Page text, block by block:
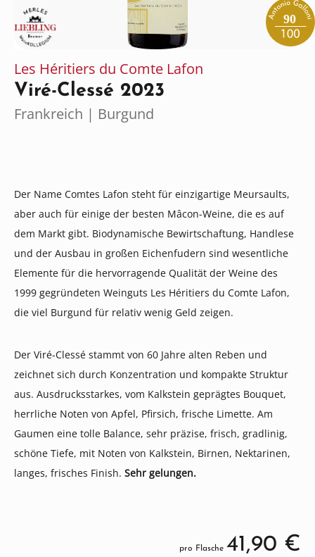
90
Les Héritiers du Comte Lafon
Viré-Clessé 2023
Frankreich | Burgund
Der Name Comtes Lafon steht für einzigartige Meursaults,
aber auch für einige der besten Mâcon-Weine, die es auf
dem Markt gibt. Biodynamische Bewirtschaftung, Handlese
und der Ausbau in großen Eichenfudern sind wesentliche
Elemente für die hervorragende Qualität der Weine des
1999 gegründeten Weinguts Les Héritiers du Comte Lafon,
die viel Burgund für relativ wenig Geld zeigen.
Der Viré-Clessé stammt von 60 Jahre alten Reben und
zeichnet sich durch Konzentration und kompakte Struktur
aus. Ausdrucksstarkes, vom Kalkstein geprägtes Bouquet,
herrliche Noten von Apfel, Pfirsich, frische Limette. Am
Gaumen eine tolle Balance, sehr präzise, frisch, gradlinig,
schöne Tiefe, mit Noten von Kalkstein, Birnen, Nektarinen,
langes, frisches Finish. Sehr gelungen.
pro Flasche 41,90 €